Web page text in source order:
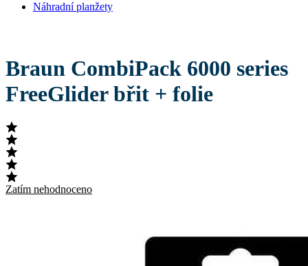
Náhradní planžety
Braun CombiPack 6000 series
FreeGlider břit + folie
Zatím nehodnoceno